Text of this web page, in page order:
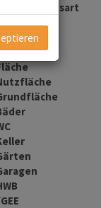
Vermarktungsart